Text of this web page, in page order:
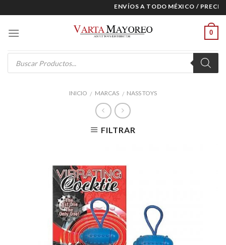
to
content
ENVÍOS A TODO MÉXICO / PRECIOS
0
Products
search
INICIO / MARCAS / NASS TOYS
FILTRAR